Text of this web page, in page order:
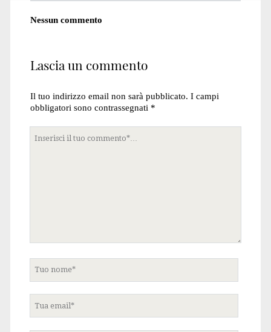
Nessun commento
Lascia un commento
Il tuo indirizzo email non sarà pubblicato. I campi
obbligatori sono contrassegnati *
commento
nome
email